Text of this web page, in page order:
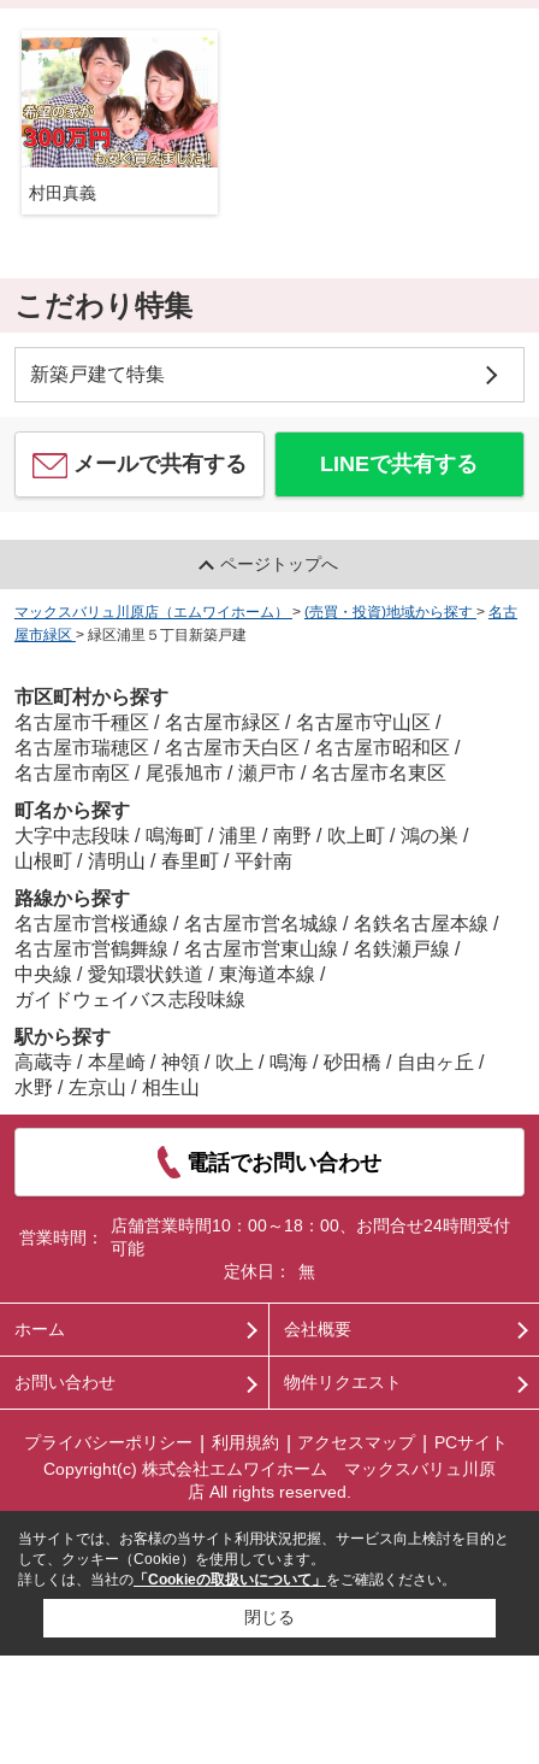
村田真義
こだわり特集
新築戸建て特集
メールで共有する LINEで共有する
ページトップへ
マックスバリュ川原店（エムワイホーム） > (売買・投資)地域から探す > 名古
屋市緑区 > 緑区浦里５丁目新築戸建
市区町村から探す
名古屋市千種区 / 名古屋市緑区 / 名古屋市守山区 /
名古屋市瑞穂区 / 名古屋市天白区 / 名古屋市昭和区 /
名古屋市南区 / 尾張旭市 / 瀬戸市 / 名古屋市名東区
町名から探す
大字中志段味 / 鳴海町 / 浦里 / 南野 / 吹上町 / 鴻の巣 /
山根町 / 清明山 / 春里町 / 平針南
路線から探す
名古屋市営桜通線 / 名古屋市営名城線 / 名鉄名古屋本線 /
名古屋市営鶴舞線 / 名古屋市営東山線 / 名鉄瀬戸線 /
中央線 / 愛知環状鉄道 / 東海道本線 /
ガイドウェイバス志段味線
駅から探す
高蔵寺 / 本星崎 / 神領 / 吹上 / 鳴海 / 砂田橋 / 自由ヶ丘 /
水野 / 左京山 / 相生山
電話でお問い合わせ
営業時間：
店舗営業時間10：00～18：00、お問合せ24時間受付
可能
定休日：
無
ホーム 会社概要
お問い合わせ 物件リクエスト
プライバシーポリシー 利用規約 アクセスマップ
PCサイト
Copyright(c) 株式会社エムワイホーム マックスバリュ川原
店 All rights reserved.
当サイトでは、お客様の当サイト利用状況把握、サービス向上検討を目的と
して、クッキー（Cookie）を使用しています。
詳しくは、当社の 「Cookieの取扱いについて」 をご確認ください。
閉じる